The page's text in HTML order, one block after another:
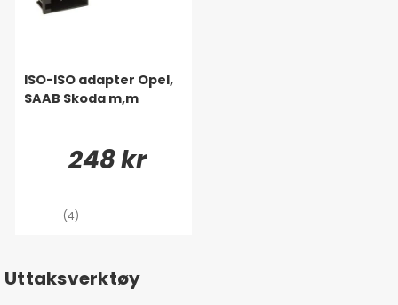
ISO-ISO adapter Opel,
SAAB Skoda m,m
248 kr
(4)
Uttaksverktøy